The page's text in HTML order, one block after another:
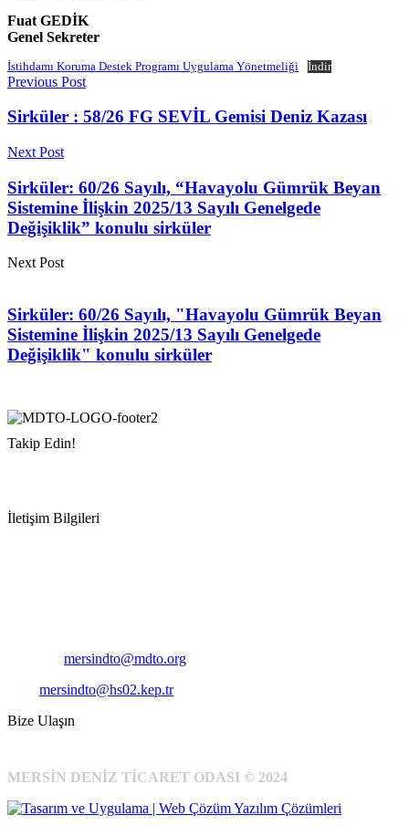
Fuat GEDİK
Genel Sekreter
İstihdamı Koruma Destek Programı Uygulama Yönetmeliği İndir
Previous Post
Sirküler : 58/26 FG SEVİL Gemisi Deniz Kazası
Next Post
Sirküler: 60/26 Sayılı, “Havayolu Gümrük Beyan
Sistemine İlişkin 2025/13 Sayılı Genelgede
Değişiklik” konulu sirküler
Next Post
Sirküler: 60/26 Sayılı, "Havayolu Gümrük Beyan
Sistemine İlişkin 2025/13 Sayılı Genelgede
Değişiklik" konulu sirküler
Takip Edin!
İletişim Bilgileri
mersindto@mdto.org
mersindto@hs02.kep.tr
Bize Ulaşın
MERSİN DENİZ TİCARET ODASI © 2024